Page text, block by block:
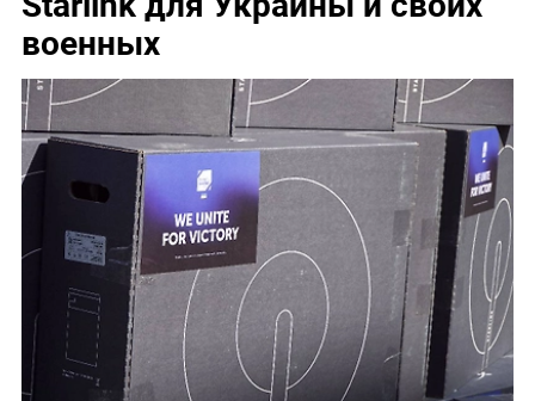
военных